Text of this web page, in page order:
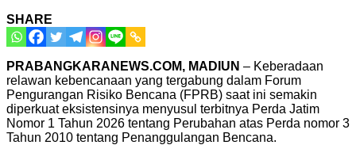
SHARE
PRABANGKARANEWS.COM, MADIUN – Keberadaan
relawan kebencanaan yang tergabung dalam Forum
Pengurangan Risiko Bencana (FPRB) saat ini semakin
diperkuat eksistensinya menyusul terbitnya Perda Jatim
Nomor 1 Tahun 2026 tentang Perubahan atas Perda nomor 3
Tahun 2010 tentang Penanggulangan Bencana.